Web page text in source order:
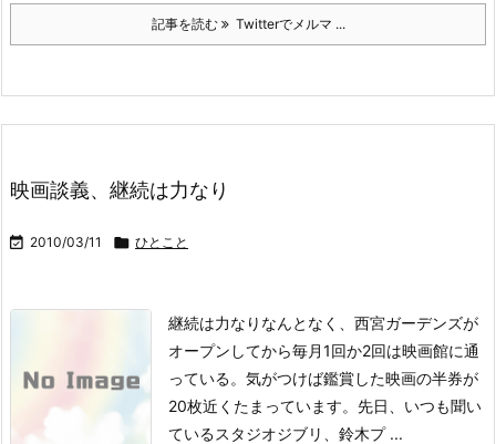
記事を読む Twitterでメルマ ...
映画談義、継続は力なり
 2010/03/11  ひとこと
継続は力なり なんとなく、西宮ガーデンズが
オープンしてから毎月1回か2回は映画館に通
っている。 気がつけば鑑賞した映画の半券が
20枚近くたまっています。 先日、いつも聞い
ているスタジオジブリ、鈴木プ ...